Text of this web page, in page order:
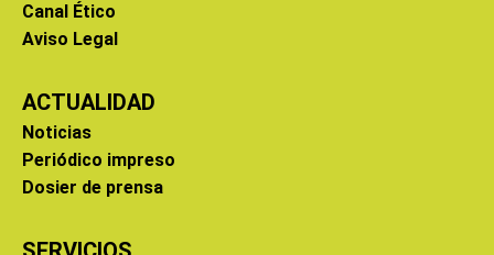
Canal Ético
Aviso Legal
ACTUALIDAD
Noticias
Periódico impreso
Dosier de prensa